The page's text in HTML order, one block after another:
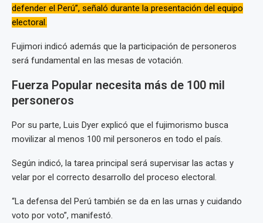
defender el Perú”, señaló durante la presentación del equipo
electoral.
Fujimori indicó además que la participación de personeros
será fundamental en las mesas de votación.
Fuerza Popular necesita más de 100 mil
personeros
Por su parte, Luis Dyer explicó que el fujimorismo busca
movilizar al menos 100 mil personeros en todo el país.
Según indicó, la tarea principal será supervisar las actas y
velar por el correcto desarrollo del proceso electoral.
“La defensa del Perú también se da en las urnas y cuidando
voto por voto”, manifestó.